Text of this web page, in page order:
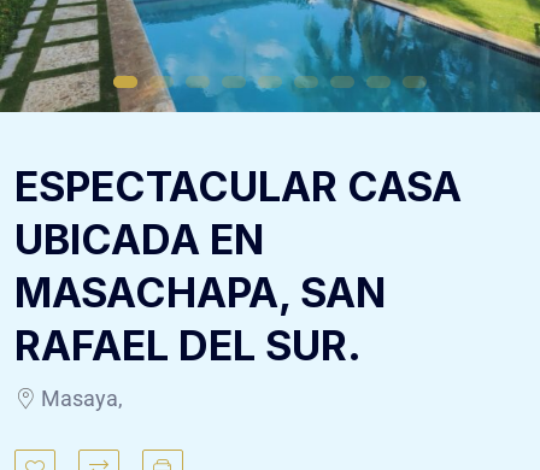
ESPECTACULAR CASA
UBICADA EN
MASACHAPA, SAN
RAFAEL DEL SUR.
Masaya,